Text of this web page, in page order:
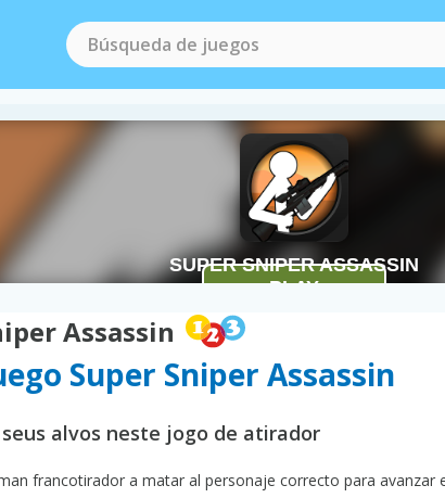
Assassin
(60)
Super Sniper Assassin
alvos neste jogo de atirador
francotirador a matar al personaje correcto para avanzar